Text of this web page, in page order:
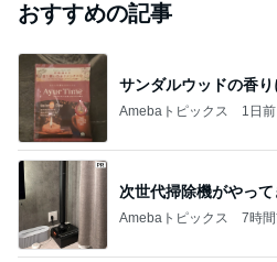
おすすめの記事
サンダルウッドの香
Amebaトピックス 1日前
次世代掃除機がやって
Amebaトピックス 7時